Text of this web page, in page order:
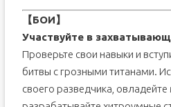
【БОИ】
Участвуйте в
Проверьте свои навыки и
битвы с грозными титанами.
своего разведчика,